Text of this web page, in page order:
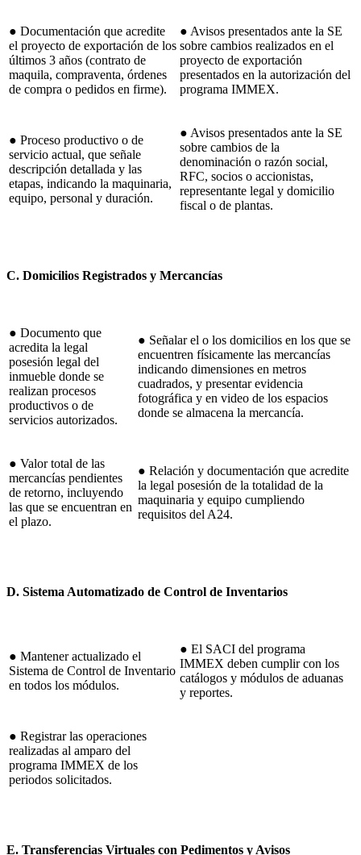
● Documentación que acredite
el proyecto de exportación de los
últimos 3 años (contrato de
maquila, compraventa, órdenes
de compra o pedidos en firme).
● Avisos presentados ante la SE
sobre cambios realizados en el
proyecto de exportación
presentados en la autorización del
programa IMMEX.
● Proceso productivo o de
servicio actual, que señale
descripción detallada y las
etapas, indicando la maquinaria,
equipo, personal y duración.
● Avisos presentados ante la SE
sobre cambios de la
denominación o razón social,
RFC, socios o accionistas,
representante legal y domicilio
fiscal o de plantas.
C. Domicilios Registrados y Mercancías
● Documento que
acredita la legal
posesión legal del
inmueble donde se
realizan procesos
productivos o de
servicios autorizados.
● Señalar el o los domicilios en los que se
encuentren físicamente las mercancías
indicando dimensiones en metros
cuadrados, y presentar evidencia
fotográfica y en video de los espacios
donde se almacena la mercancía.
● Valor total de las
mercancías pendientes
de retorno, incluyendo
las que se encuentran en
el plazo.
● Relación y documentación que acredite
la legal posesión de la totalidad de la
maquinaria y equipo cumpliendo
requisitos del A24.
D. Sistema Automatizado de Control de Inventarios
● Mantener actualizado el
Sistema de Control de Inventario
en todos los módulos.
● El SACI del programa
IMMEX deben cumplir con los
catálogos y módulos de aduanas
y reportes.
● Registrar las operaciones
realizadas al amparo del
programa IMMEX de los
periodos solicitados.
E. Transferencias Virtuales con Pedimentos y Avisos